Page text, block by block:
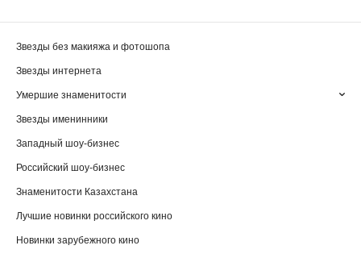
Звезды без макияжа и фотошопа
Звезды интернета
Умершие знаменитости
Звезды именинники
Западный шоу-бизнес
Российский шоу-бизнес
Знаменитости Казахстана
Лучшие новинки российского кино
Новинки зарубежного кино